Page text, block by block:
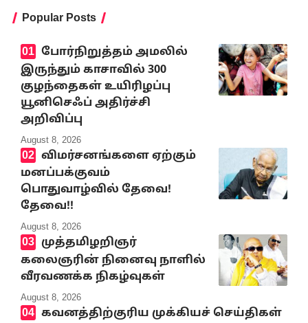
Popular Posts
போர்நிறுத்தம் அமலில்
இருந்தும் காசாவில் 300
குழந்தைகள் உயிரிழப்பு
யூனிசெஃப் அதிர்ச்சி
அறிவிப்பு
August 8, 2026
விமர்சனங்களை ஏற்கும்
மனப்பக்குவம்
பொதுவாழ்வில் தேவை!
தேவை!!
August 8, 2026
முத்தமிழறிஞர்
கலைஞரின் நினைவு நாளில்
வீரவணக்க நிகழ்வுகள்
August 8, 2026
கவனத்திற்குரிய முக்கியச் செய்திகள்